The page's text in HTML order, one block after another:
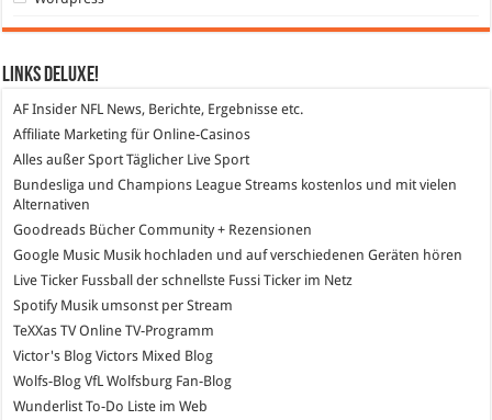
Links DeLuXe!
AF Insider NFL News, Berichte, Ergebnisse etc.
Affiliate Marketing für Online-Casinos
Alles außer SportTäglicher Live Sport
Bundesliga und Champions League Streams kostenlos und mit vielen
Alternativen
Goodreads Bücher Community + Rezensionen
Google Music Musik hochladen und auf verschiedenen Geräten hören
Live Ticker Fussball
der schnellste Fussi Ticker im Netz
SpotifyMusik umsonst per Stream
TeXXas TVOnline TV-Programm
Victor's Blog Victors Mixed Blog
Wolfs-Blog VfL Wolfsburg Fan-Blog
WunderlistTo-Do Liste im Web